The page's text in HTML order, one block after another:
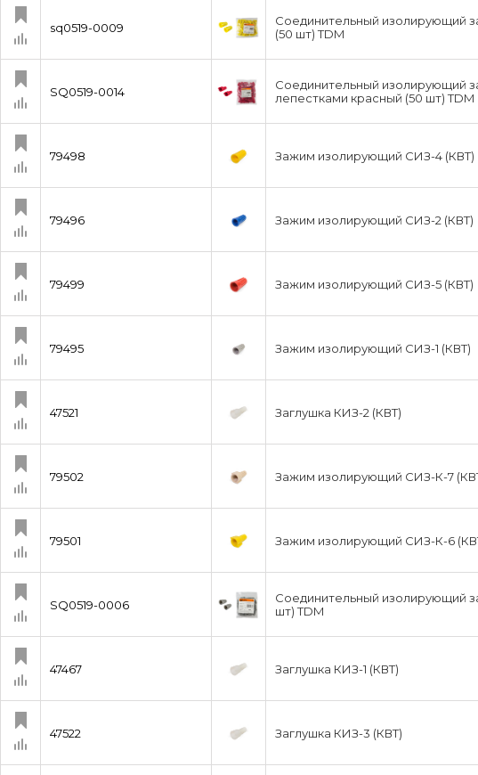
sq0519-0009
Соединительный изолирующий
(50 шт) TDM
SQ0519-0014
Соединительный изолирующий
лепестками красный (50 шт) TDM
79498 Зажим изолирующий СИЗ-4 (КВТ)
79496 Зажим изолирующий СИЗ-2 (КВТ)
79499 Зажим изолирующий СИЗ-5 (КВТ)
79495 Зажим изолирующий СИЗ-1 (КВТ)
47521 Заглушка КИЗ-2 (КВТ)
79502 Зажим изолирующий СИЗ-К-7
79501 Зажим изолирующий СИЗ-К-6
SQ0519-0006
Соединительный изолирующий
шт) TDM
47467 Заглушка КИЗ-1 (КВТ)
47522 Заглушка КИЗ-3 (КВТ)